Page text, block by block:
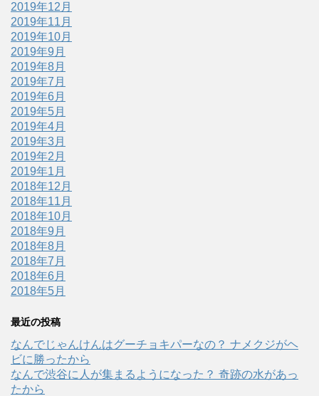
2019年12月
2019年11月
2019年10月
2019年9月
2019年8月
2019年7月
2019年6月
2019年5月
2019年4月
2019年3月
2019年2月
2019年1月
2018年12月
2018年11月
2018年10月
2018年9月
2018年8月
2018年7月
2018年6月
2018年5月
最近の投稿
なんでじゃんけんはグーチョキパーなの？ ナメクジがヘ
ビに勝ったから
なんで渋谷に人が集まるようになった？ 奇跡の水があっ
たから